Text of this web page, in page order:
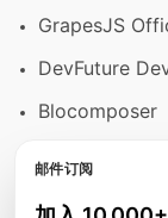
GrapesJS
DevFuture
Blocomposer
邮件订阅